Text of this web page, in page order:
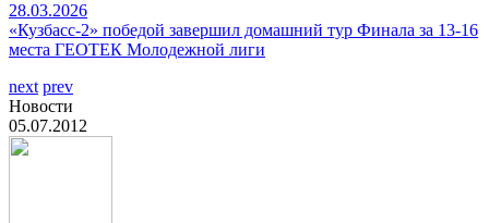
28.03.2026
«Кузбасс-2» победой завершил домашний тур Финала за 13-16
места ГЕОТЕК Молодежной лиги
next prev
Новости
05.07.2012